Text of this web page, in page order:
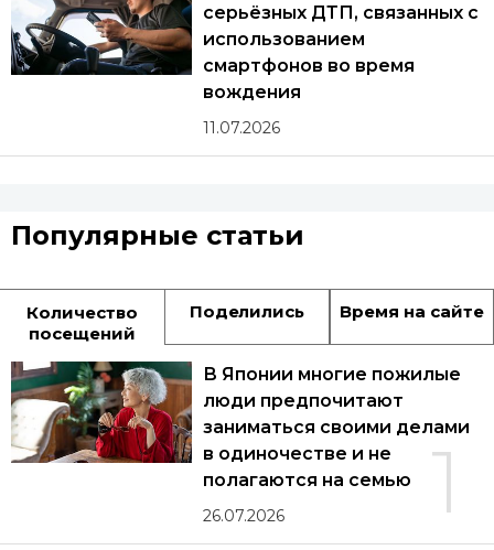
серьёзных ДТП, связанных с
использованием
смартфонов во время
вождения
11.07.2026
Популярные статьи
Количество
посещений
Поделились Время на сайте
1
В Японии многие пожилые
люди предпочитают
заниматься своими делами
в одиночестве и не
полагаются на семью
26.07.2026